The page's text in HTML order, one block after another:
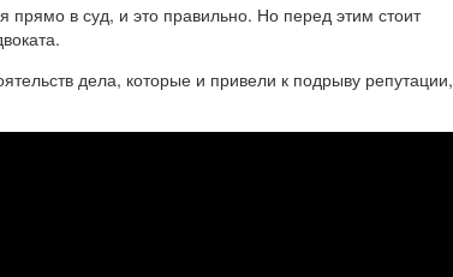
прямо в суд, и это правильно. Но перед этим стоит
дела, которые и привели к подрыву репутации,